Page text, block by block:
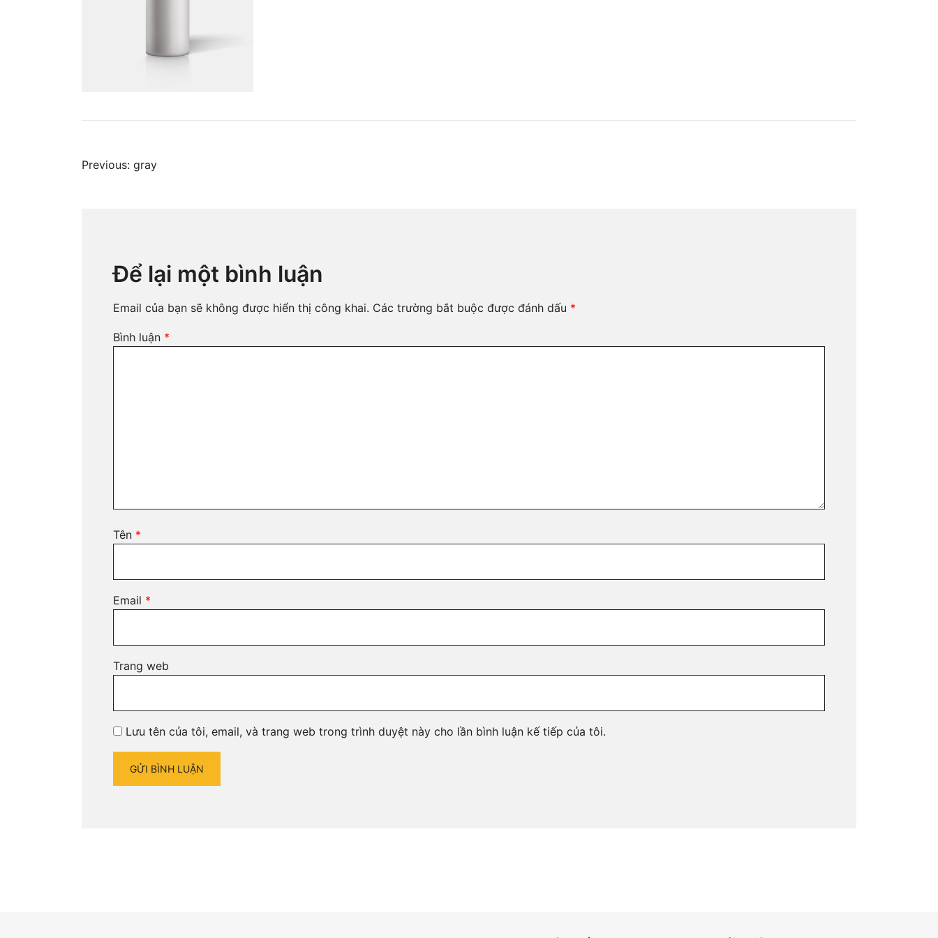
Điều
bài
viết
Previous: gray
Để lại một bình luận
Email của bạn sẽ không được hiển thị công khai. Các trường bắt buộc được đánh dấu *
Bình luận *
Tên *
Email *
Trang web
Lưu tên của tôi, email, và trang web trong trình duyệt này cho lần bình luận kế tiếp của tôi.